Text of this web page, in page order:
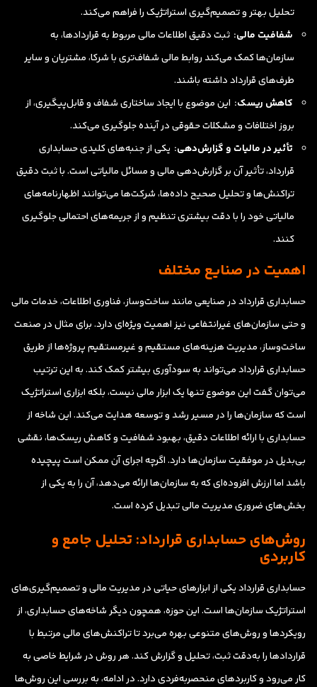
تحلیل بهتر و تصمیم‌گیری استراتژیک را فراهم می‌کند.
شفافیت مالی: ثبت دقیق اطلاعات مالی مربوط به قراردادها، به
سازمان‌ها کمک می‌کند روابط مالی شفاف‌تری با شرکا، مشتریان و سایر
طرف‌های قرارداد داشته باشند.
کاهش ریسک: این موضوع با ایجاد ساختاری شفاف و قابل‌پیگیری، از
بروز اختلافات و مشکلات حقوقی در آینده جلوگیری می‌کند.
تأثیر در مالیات و گزارش‌دهی: یکی از جنبه‌های کلیدی حسابداری
قرارداد، تأثیر آن بر گزارش‌دهی مالی و مسائل مالیاتی است. با ثبت دقیق
تراکنش‌ها و تحلیل صحیح داده‌ها، شرکت‌ها می‌توانند اظهارنامه‌های
مالیاتی خود را با دقت بیشتری تنظیم و از جریمه‌های احتمالی جلوگیری
کنند.
اهمیت در صنایع مختلف
حسابداری قرارداد در صنایعی مانند ساخت‌وساز، فناوری اطلاعات، خدمات مالی
و حتی سازمان‌های غیرانتفاعی نیز اهمیت ویژه‌ای دارد. برای مثال در صنعت
ساخت‌وساز، مدیریت هزینه‌های مستقیم و غیرمستقیم پروژه‌ها از طریق
حسابداری قرارداد می‌تواند به سودآوری بیشتر کمک کند. به این ترتیب
می‌توان گفت این موضوع تنها یک ابزار مالی نیست، بلکه ابزاری استراتژیک
است که سازمان‌ها را در مسیر رشد و توسعه هدایت می‌کند. این شاخه از
حسابداری با ارائه اطلاعات دقیق، بهبود شفافیت و کاهش ریسک‌ها، نقشی
بی‌بدیل در موفقیت سازمان‌ها دارد. اگرچه اجرای آن ممکن است پیچیده
باشد اما ارزش افزوده‌ای که به سازمان‌ها ارائه می‌دهد، آن را به یکی از
بخش‌های ضروری مدیریت مالی تبدیل کرده است.
روش‌های حسابداری قرارداد: تحلیل جامع و
کاربردی
حسابداری قرارداد یکی از ابزارهای حیاتی در مدیریت مالی و تصمیم‌گیری‌های
استراتژیک سازمان‌ها است. این حوزه، همچون دیگر شاخه‌های حسابداری، از
رویکردها و روش‌های متنوعی بهره می‌برد تا تراکنش‌های مالی مرتبط با
قراردادها را به‌دقت ثبت، تحلیل و گزارش کند. هر روش در شرایط خاصی به
کار می‌رود و کاربردهای منحصربه‌فردی دارد. در ادامه، به بررسی این روش‌ها